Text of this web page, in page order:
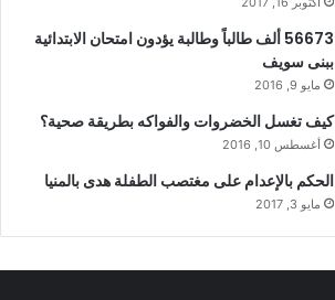
56673 ألف طالباً وطالبة يؤدون امتحان الابتدائية
ببنى سويف
مايو 9, 2016
كيف تغسل الخضروات والفواكه بطريقة صحية؟
أغسطس 10, 2016
الحكم بالإعدام على مغتصب الطفلة هدى بالمنيا
مايو 3, 2017